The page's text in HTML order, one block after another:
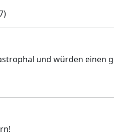
und würden einen